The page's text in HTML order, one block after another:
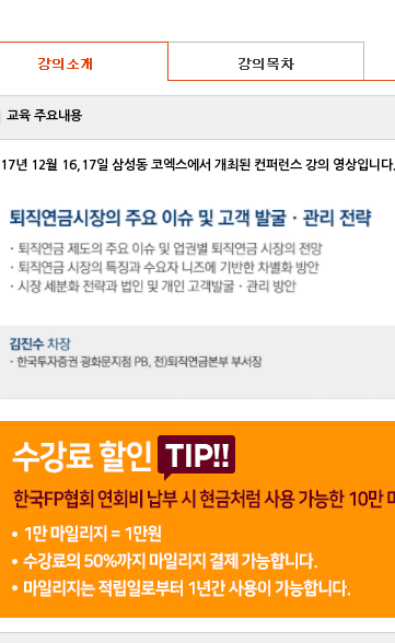
교육 주요내용
년 12월 16,17일 삼성동 코엑스에서 개최된 컨퍼런스 강의 영상입니다.